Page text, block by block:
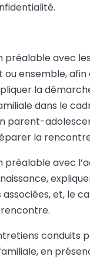
préalable avec
ensemble, afin
la
dans le
parent-
la
préalable avec
et, le
conduits
en